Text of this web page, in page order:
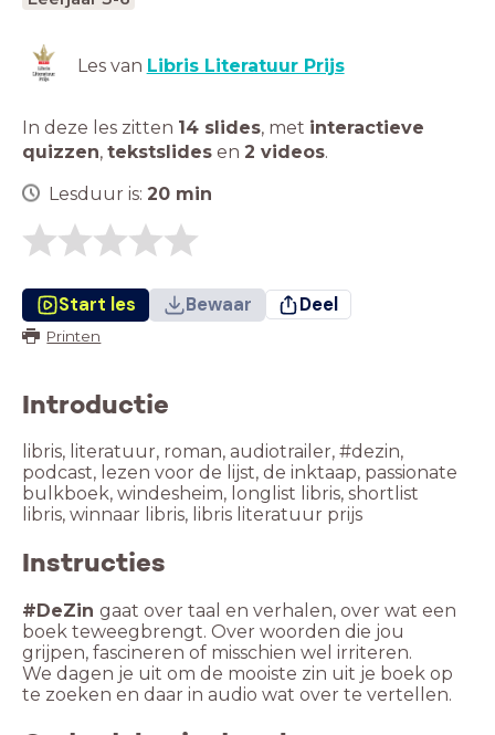
Les van Libris Literatuur Prijs
In deze les zitten 14 slides, met interactieve
quizzen, tekstslides en 2 videos.
Lesduur is: 20 min
Start les Bewaar Deel
Printen
Introductie
libris, literatuur, roman, audiotrailer, #dezin,
podcast, lezen voor de lijst, de inktaap, passionate
bulkboek, windesheim, longlist libris, shortlist
Instructies
#DeZin gaat over taal en verhalen, over wat een
boek teweegbrengt. Over woorden die jou
We dagen je uit om de mooiste zin uit je boek op
te zoeken en daar in audio wat over te vertellen.